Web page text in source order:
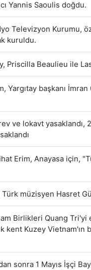
Yannis Saoulis doğdu.
Televizyon Kurumu,
kuruldu.
Priscilla Beaulieu ile
Yargıtay başkanı
ve lokavt yasaklandı,
Erim, Anayasa için,
müzisyen Hasret
Birlikleri Quang Tri'yi
kent Kuzey Vietnam'ın
sonra 1 Mayıs İşçi